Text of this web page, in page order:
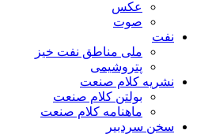
عکس
صوت
نفت
ملی مناطق نفت خیز
پتروشیمی
نشریه کلام صنعت
بولتن کلام صنعت
ماهنامه کلام صنعت
سخن سردبیر